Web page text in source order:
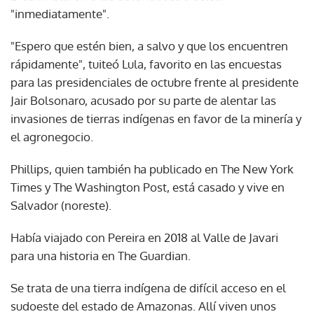
"inmediatamente".
"Espero que estén bien, a salvo y que los encuentren
rápidamente", tuiteó Lula, favorito en las encuestas
para las presidenciales de octubre frente al presidente
Jair Bolsonaro, acusado por su parte de alentar las
invasiones de tierras indígenas en favor de la minería y
el agronegocio.
Phillips, quien también ha publicado en The New York
Times y The Washington Post, está casado y vive en
Salvador (noreste).
Había viajado con Pereira en 2018 al Valle de Javari
para una historia en The Guardian.
Se trata de una tierra indígena de difícil acceso en el
sudoeste del estado de Amazonas. Allí viven unos